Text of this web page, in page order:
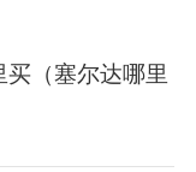
（塞尔达哪里